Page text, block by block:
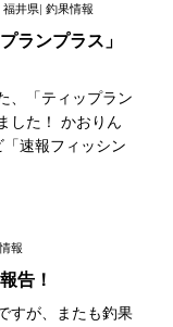
福井県|釣果情報
ランプラス」
、「ティップラン
した！ かおりん
速報フィッシン
報
告！
すが、またも釣果